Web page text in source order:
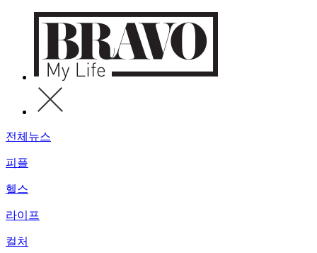
전체뉴스
피플
헬스
라이프
컬처